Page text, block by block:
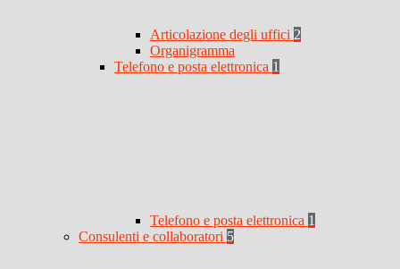
Articolazione degli uffici 2
Organigramma
Telefono e posta elettronica 1
Telefono e posta elettronica 1
Consulenti e collaboratori 5